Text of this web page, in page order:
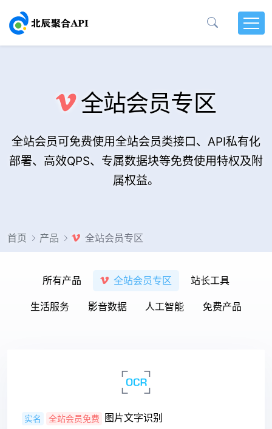
全站会员专区
全站会员可免费使用全站会员类接口、API私有化
部署、高效QPS、专属数据块等免费使用特权及附
属权益。
首页 产品 全站会员专区
所有产品 全站会员专区 站长工具
生活服务 影音数据 人工智能 免费产品
实名 全站会员免费 图片文字识别